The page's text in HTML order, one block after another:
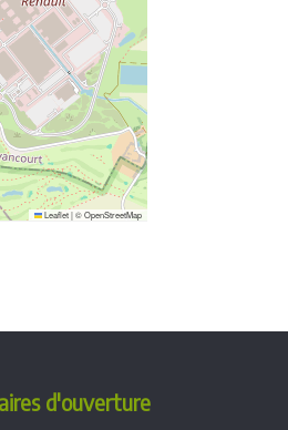
Leaflet|©OpenStreetMap
d'ouverture